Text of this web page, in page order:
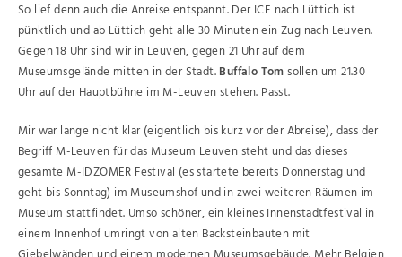
So lief denn auch die Anreise entspannt. Der ICE nach Lüttich ist
pünktlich und ab Lüttich geht alle 30 Minuten ein Zug nach Leuven.
Gegen 18 Uhr sind wir in Leuven, gegen 21 Uhr auf dem
Museumsgelände mitten in der Stadt.Buffalo Tomsollen um 21.30
Uhr auf der Hauptbühne im M-Leuven stehen. Passt.
Mir war lange nicht klar (eigentlich bis kurz vor der Abreise), dass der
Begriff M-Leuven für das Museum Leuven steht und das dieses
gesamte M-IDZOMER Festival (es startete bereits Donnerstag und
geht bis Sonntag) im Museumshof und in zwei weiteren Räumen im
Museum stattfindet. Umso schöner, ein kleines Innenstadtfestival in
einem Innenhof umringt von alten Backsteinbauten mit